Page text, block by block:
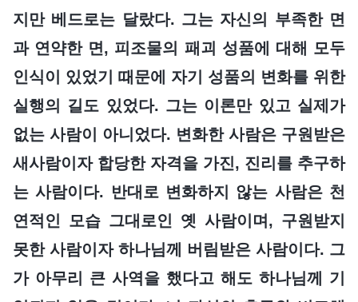
지만 베드로는 달랐다. 그는 자신의 부족한 면
과 연약한 면, 피조물의 패괴 성품에 대해 모두
인식이 있었기 때문에 자기 성품의 변화를 위한
실행의 길도 있었다. 그는 이론만 있고 실제가
없는 사람이 아니었다. 변화한 사람은 구원받은
새사람이자 합당한 자격을 가진, 진리를 추구하
는 사람이다. 반대로 변화하지 않는 사람은 천
연적인 모습 그대로인 옛 사람이며, 구원받지
못한 사람이자 하나님께 버림받은 사람이다. 그
가 아무리 큰 사역을 했다고 해도 하나님께 기